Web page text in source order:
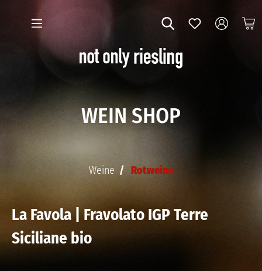
WEIN SHOP
Weine Rotweine
La Favola | Fravolato IGP Terre
Siciliane bio